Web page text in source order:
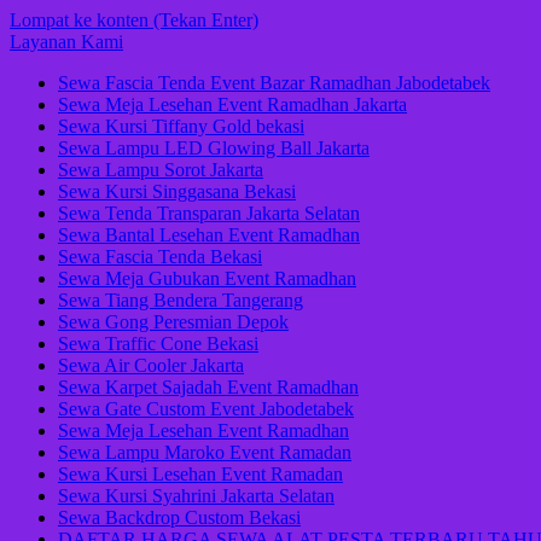
Lompat ke konten (Tekan Enter)
Layanan Kami
Sewa Fascia Tenda Event Bazar Ramadhan Jabodetabek
Sewa Meja Lesehan Event Ramadhan Jakarta
Sewa Kursi Tiffany Gold bekasi
Sewa Lampu LED Glowing Ball Jakarta
Sewa Lampu Sorot Jakarta
Sewa Kursi Singgasana Bekasi
Sewa Tenda Transparan Jakarta Selatan
Sewa Bantal Lesehan Event Ramadhan
Sewa Fascia Tenda Bekasi
Sewa Meja Gubukan Event Ramadhan
Sewa Tiang Bendera Tangerang
Sewa Gong Peresmian Depok
Sewa Traffic Cone Bekasi
Sewa Air Cooler Jakarta
Sewa Karpet Sajadah Event Ramadhan
Sewa Gate Custom Event Jabodetabek
Sewa Meja Lesehan Event Ramadhan
Sewa Lampu Maroko Event Ramadan
Sewa Kursi Lesehan Event Ramadan
Sewa Kursi Syahrini Jakarta Selatan
Sewa Backdrop Custom Bekasi